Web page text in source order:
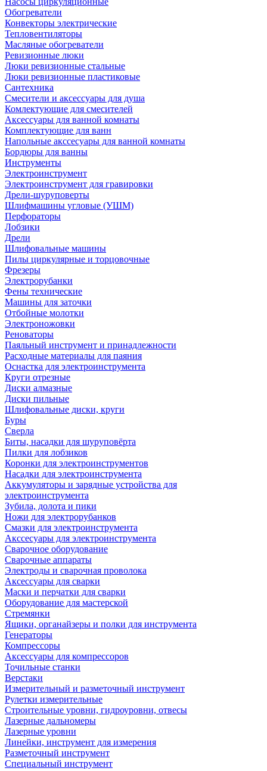
Обогреватели
Конвекторы электрические
Тепловентиляторы
Масляные обогреватели
Ревизионные люки
Люки ревизионные стальные
Люки ревизионные пластиковые
Сантехника
Смесители и аксессуары для душа
Комлектующие для смесителей
Аксессуары для ванной комнаты
Комплектующие для ванн
Напольные акссесуары для ванной комнаты
Бордюры для ванны
Инструменты
Электроинструмент
Электроинструмент для гравировки
Дрели-шуруповерты
Шлифмашины угловые (УШМ)
Перфораторы
Лобзики
Дрели
Шлифовальные машины
Пилы циркулярные и торцовочные
Фрезеры
Электрорубанки
Фены технические
Машины для заточки
Отбойные молотки
Электроножовки
Реноваторы
Паяльный инструмент и принадлежности
Расходные материалы для паяния
Оснастка для электроинструмента
Круги отрезные
Диски алмазные
Диски пильные
Шлифовальные диски, круги
Буры
Сверла
Биты, насадки для шуруповёрта
Пилки для лобзиков
Коронки для электроинструментов
Насадки для электроинструмента
Аккумуляторы и зарядные устройства для
электроинструмента
Зубила, долота и пики
Ножи для электрорубанков
Смазки для электроинструмента
Акссесуары для электроинструмента
Сварочное оборудование
Сварочные аппараты
Электроды и сварочная проволока
Аксессуары для сварки
Маски и перчатки для сварки
Оборудование для мастерской
Стремянки
Ящики, органайзеры и полки для инструмента
Генераторы
Компрессоры
Аксессуары для компрессоров
Точильные станки
Верстаки
Измерительный и разметочный инструмент
Рулетки измерительные
Строительные уровни, гидроуровни, отвесы
Лазерные дальномеры
Лазерные уровни
Линейки, инструмент для измерения
Разметочный инструмент
Специальный инструмент